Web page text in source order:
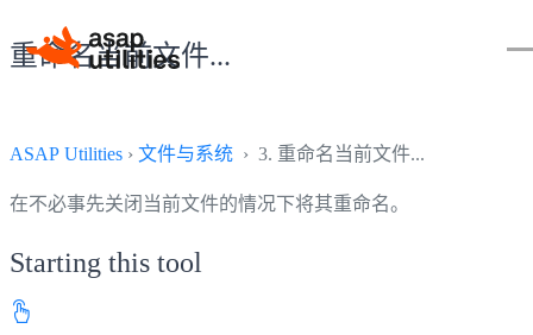
重命名当前文件...
ASAP Utilities › 文件与系统 › 3. 重命名当前文件...
在不必事先关闭当前文件的情况下将其重命名。
Starting this tool